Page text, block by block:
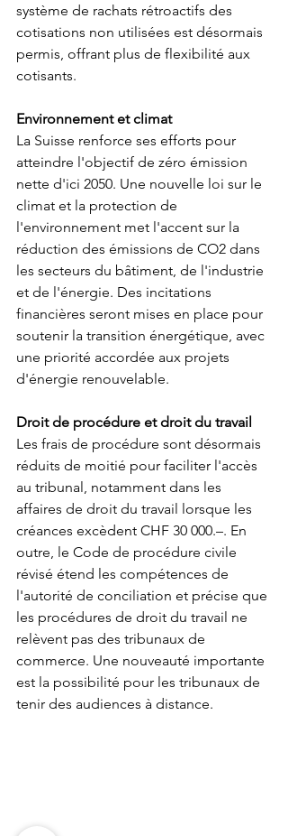
système de rachats rétroactifs des
cotisations non utilisées est désormais
permis, offrant plus de flexibilité aux
cotisants.
Environnement et climat
La Suisse renforce ses efforts pour
atteindre l'objectif de zéro émission
nette d'ici 2050. Une nouvelle loi sur le
climat et la protection de
l'environnement met l'accent sur la
réduction des émissions de CO2 dans
les secteurs du bâtiment, de l'industrie
et de l'énergie. Des incitations
financières seront mises en place pour
soutenir la transition énergétique, avec
une priorité accordée aux projets
d'énergie renouvelable.
Droit de procédure et droit du travail
Les frais de procédure sont désormais
réduits de moitié pour faciliter l'accès
au tribunal, notamment dans les
affaires de droit du travail lorsque les
créances excèdent CHF 30 000.–. En
outre, le Code de procédure civile
révisé étend les compétences de
l'autorité de conciliation et précise que
les procédures de droit du travail ne
relèvent pas des tribunaux de
commerce. Une nouveauté importante
est la possibilité pour les tribunaux de
tenir des audiences à distance.